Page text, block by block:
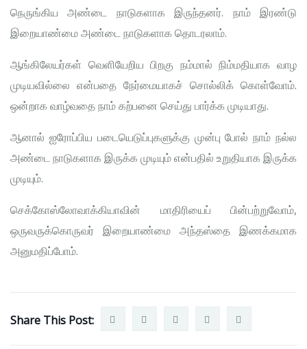
நெருங்கிய அண்டை நாடுகளாக இருந்தனர். நாம் இரண்டு
இறையாண்மை அண்டை நாடுகளாக தொடரலாம்.
ஆங்கிலேயர்கள் வெளியேறிய பிறகு நம்மால் நிம்மதியாக வாழ
முடியவில்லை என்பதை நேர்மையாகச் சொல்லிக் கொள்வோம்.
ஒன்றாக வாழ்வதை நாம் கற்பனை செய்து பார்க்க முடியாது.
ஆனால் ஐரோப்பிய படையெடுப்புகளுக்கு முன்பு போல் நாம் நல்ல
அண்டை நாடுகளாக இருக்க முடியும் என்பதில் உறுதியாக இருக்க
முடியும்.
செக்கோஸ்லோவாக்கியாவின் மாதிரியைப் பின்பற்றுவோம்,
ஒருவருக்கொருவர் இறையாண்மை அந்தஸ்தை இணக்கமாக
அனுமதிப்போம்.
Share This Post: